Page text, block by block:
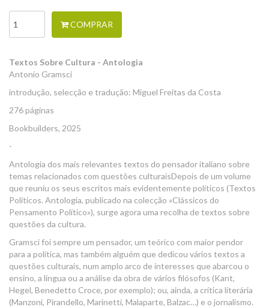
COMPRAR
Textos Sobre Cultura - Antologia
Antonio Gramsci
introdução, selecção e tradução: Miguel Freitas da Costa
276 páginas
Bookbuilders, 2025
-
Antologia dos mais relevantes textos do pensador italiano sobre
temas relacionados com questões culturaisDepois de um volume
que reuniu os seus escritos mais evidentemente políticos (Textos
Políticos. Antologia, publicado na colecção «Clássicos do
Pensamento Político»), surge agora uma recolha de textos sobre
questões da cultura.
Gramsci foi sempre um pensador, um teórico com maior pendor
para a política, mas também alguém que dedicou vários textos a
questões culturais, num amplo arco de interesses que abarcou o
ensino, a língua ou a análise da obra de vários filósofos (Kant,
Hegel, Benedetto Croce, por exemplo); ou, ainda, a crítica literária
(Manzoni, Pirandello, Marinetti, Malaparte, Balzac…) e o jornalismo.